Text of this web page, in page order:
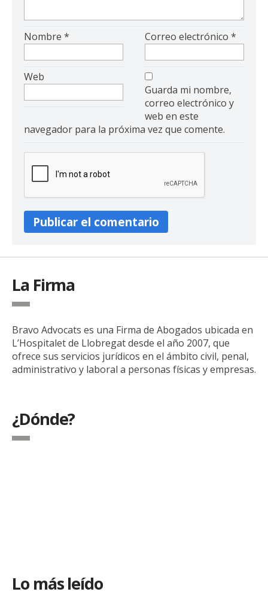
Nombre * Correo electrónico*
Web
Guarda mi nombre,
correo electrónico y
web en este
navegador para la próxima vez que comente.
La Firma
Bravo Advocats es una Firma de Abogados ubicada en
L’Hospitalet de Llobregat desde el año 2007, que
ofrece sus servicios jurídicos en el ámbito civil, penal,
administrativo y laboral a personas físicas y empresas.
¿Dónde?
Lo más leído